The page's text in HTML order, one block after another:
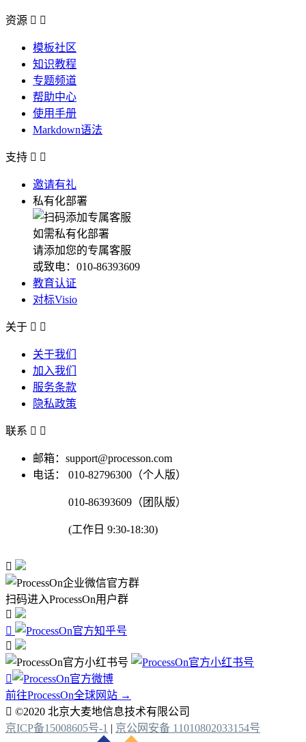
资源  
模板社区
知识教程
专题频道
帮助中心
使用手册
Markdown语法
支持  
邀请有礼
私有化部署
如需私有化部署
请添加您的专属客服
或致电：010-86393609
教育认证
对标Visio
关于  
关于我们
加入我们
服务条款
隐私政策
联系  
邮箱：support@processon.com
电话：
010-82796300（个人版）
010-86393609（团队版）
(工作日 9:30-18:30)

扫码进入ProcessOn用户群




前往ProcessOn全球网站 →
 ©2020 北京大麦地信息技术有限公司
京ICP备15008605号-1 | 京公网安备 11010802033154号